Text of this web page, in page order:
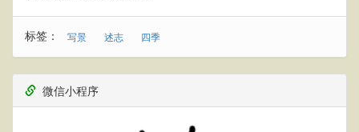
标签： 写景 述志 四季
微信小程序